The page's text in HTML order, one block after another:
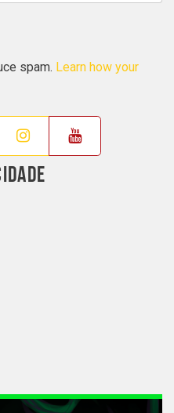
spam. Learn how your